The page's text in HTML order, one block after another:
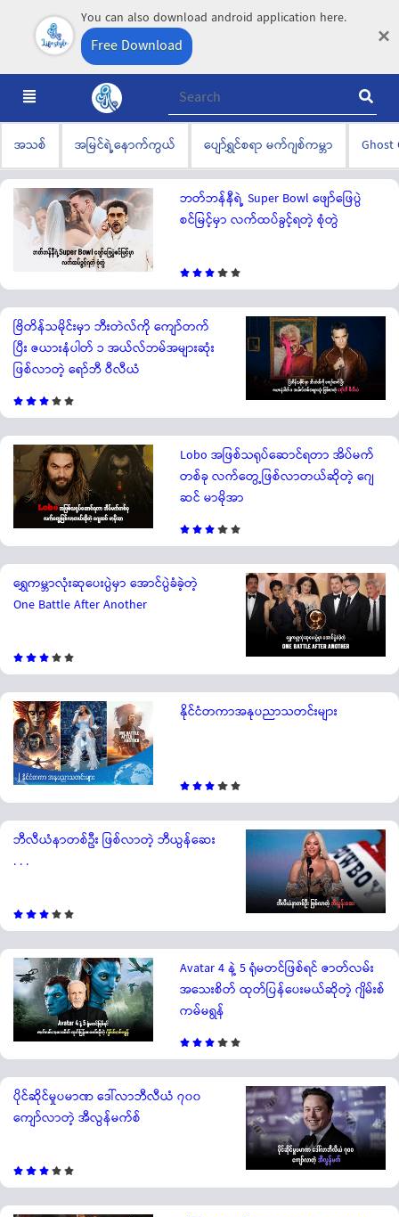
You can also download android application here.
Free Download ×
အသစ် အမြင်ရဲ့နောက်ကွယ် ပျော်ရွှင်စရာ မက်ဂျစ်ကမ္ဘာ Ghost
ဘတ်ဘန်နီရဲ့ Super Bowl ဖျော်ဖြေပွဲ
စင်မြင့်မှာ လက်ထပ်ခွင့်ရတဲ့ စုံတွဲ
ဗြိတိန်သမိုင်းမှာ ဘီးတဲလ်ကို ကျော်တက်
ပြီး ဇယားနံပါတ် ၁ အယ်လ်ဘမ်အများဆုံး
ဖြစ်လာတဲ့ ရော်ဘီ ဝီလီယံ
Lobo အဖြစ်သရုပ်ဆောင်ရတာ အိပ်မက်
တစ်ခု လက်တွေ့ဖြစ်လာတယ်ဆိုတဲ့ ဂျေ
ဆင် မာမိုအာ
ရွှေကမ္ဘာလုံးဆုပေးပွဲမှာ အောင်ပွဲခံခဲ့တဲ့
One Battle After Another
နိုင်ငံတကာအနုပညာသတင်းများ
ဘီလီယံနာတစ်ဦး ဖြစ်လာတဲ့ ဘီယွန်ဆေး
. . .
Avatar 4 နဲ့ 5 ရုံမတင်ဖြစ်ရင် ဇာတ်လမ်း
အသေးစိတ် ထုတ်ပြန်ပေးမယ်ဆိုတဲ့ ဂျိမ်းစ်
ကမ်မရွန်
ပိုင်ဆိုင်မှုပမာဏ ဒေါ်လာဘီလီယံ ၇၀၀
ကျော်လာတဲ့ အီလွန်မက်စ်